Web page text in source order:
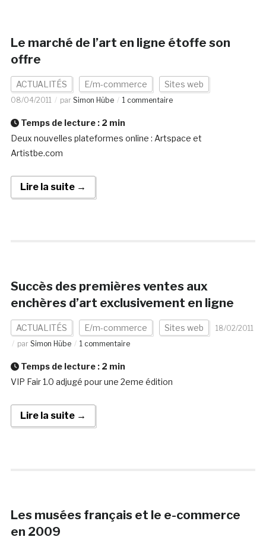
Le marché de l’art en ligne étoffe son
offre
ACTUALITÉS E/m-commerce Sites web
08/04/2011 par Simon Hübe 1 commentaire
Temps de lecture : 2 min
Deux nouvelles plateformes online : Artspace et
Artistbe.com
Lire la suite →
Succès des premières ventes aux
enchères d’art exclusivement en ligne
ACTUALITÉS E/m-commerce Sites web
18/02/2011
par Simon Hübe 1 commentaire
Temps de lecture : 2 min
VIP Fair 1.0 adjugé pour une 2eme édition
Lire la suite →
Les musées français et le e-commerce
en 2009